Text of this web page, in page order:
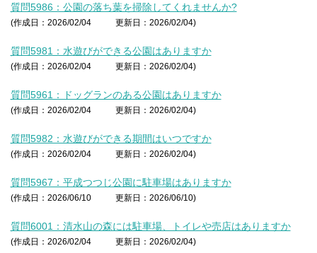
質問5986：公園の落ち葉を掃除してくれませんか?
(作成日：2026/02/04 更新日：2026/02/04)
質問5981：水遊びができる公園はありますか
(作成日：2026/02/04 更新日：2026/02/04)
質問5961：ドッグランのある公園はありますか
(作成日：2026/02/04 更新日：2026/02/04)
質問5982：水遊びができる期間はいつですか
(作成日：2026/02/04 更新日：2026/02/04)
質問5967：平成つつじ公園に駐車場はありますか
(作成日：2026/06/10 更新日：2026/06/10)
質問6001：清水山の森には駐車場、トイレや売店はありますか
(作成日：2026/02/04 更新日：2026/02/04)